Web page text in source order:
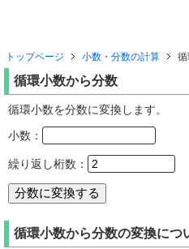
トップページ 小数・分数の計算
循環小数から分数
循環小数を分数に変換します。
小数：
繰り返し桁数：
循環小数から分数の変換につ